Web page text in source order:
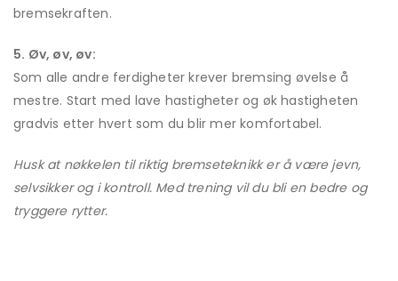
bremsekraften.
5. Øv, øv, øv:
Som alle andre ferdigheter krever bremsing øvelse å
mestre. Start med lave hastigheter og øk hastigheten
gradvis etter hvert som du blir mer komfortabel.
Husk at nøkkelen til riktig bremseteknikk er å være jevn,
selvsikker og i kontroll. Med trening vil du bli en bedre og
tryggere rytter.